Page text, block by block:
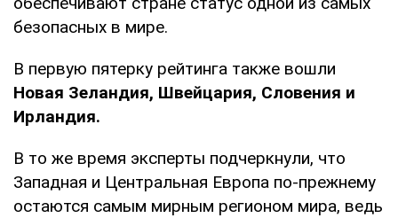
безопасных в мире.
В первую пятерку рейтинга также вошли
Новая Зеландия, Швейцария, Словения и
Ирландия.
В то же время эксперты подчеркнули, что
Западная и Центральная Европа по-прежнему
остаются самым мирным регионом мира, ведь